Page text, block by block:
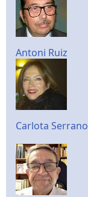
Antoni Ruiz
Carlota Serrano